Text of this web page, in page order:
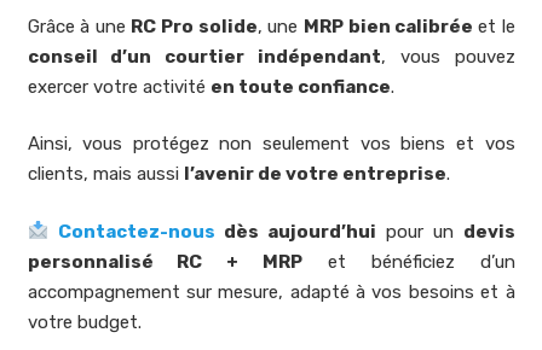
Grâce à une RC Pro solide, une MRP bien calibrée et le
conseil d’un courtier indépendant, vous pouvez
exercer votre activité en toute confiance.
Ainsi, vous protégez non seulement vos biens et vos
clients, mais aussi l’avenir de votre entreprise.
Contactez-nous dès aujourd’hui pour un devis
personnalisé RC + MRP et bénéficiez d’un
accompagnement sur mesure, adapté à vos besoins et à
votre budget.